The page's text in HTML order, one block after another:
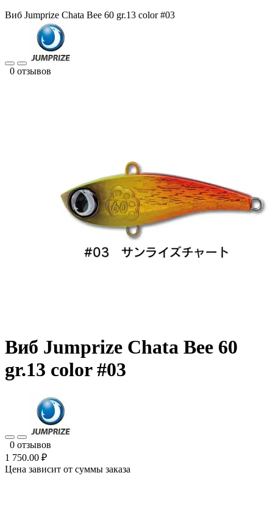
Виб Jumprize Chata Bee 60 gr.13 color #03
0 отзывов
Виб Jumprize Chata Bee 60
gr.13 color #03
0 отзывов
1 750.00 ₽
Цена зависит от суммы заказа